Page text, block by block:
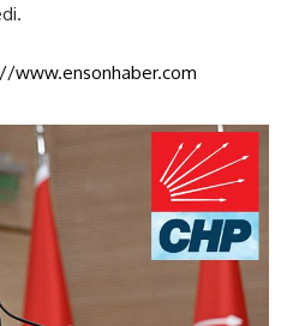
www.ensonhaber.com